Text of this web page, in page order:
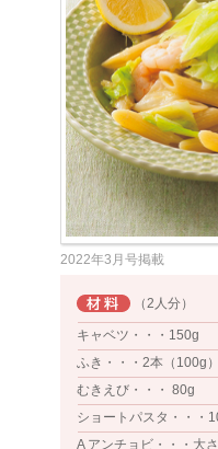
2022年3月号掲載
（2人分）
キャベツ・・・150g
ふき・・・2本（100g）
むきえび・・・ 80g
ショートパスタ・・・
A アンチョビ・・・大